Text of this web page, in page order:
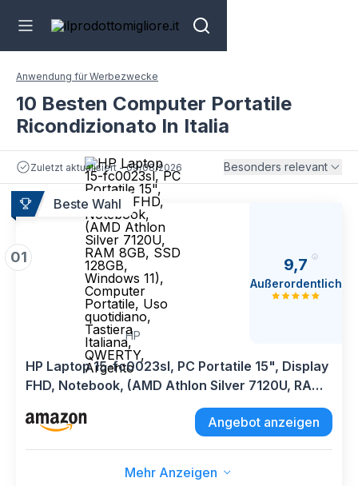
Anwendung für Werbezwecke
10 Besten Computer Portatile
Ricondizionato In Italia
Zuletzt aktualisiert - 09/08/2026 Besonders relevant
Beste Wahl
01
HP
9,7
Außerordentlich
HP Laptop 15-fc0023sl, PC Portatile 15", Display
FHD, Notebook, (AMD Athlon Silver 7120U, RAM
8GB, SSD 128GB, Windows 11), Computer
Portatile, Uso quotidiano, Tastiera Italiana,
Angebot anzeigen
Mehr Anzeigen